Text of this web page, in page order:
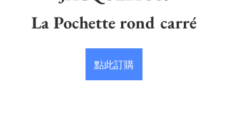
La Pochette rond carré
點此訂購